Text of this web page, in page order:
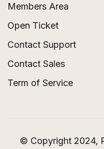
Members Area
Open Ticket
Contact Support
Contact Sales
Term of Service
© Copyright 2024,